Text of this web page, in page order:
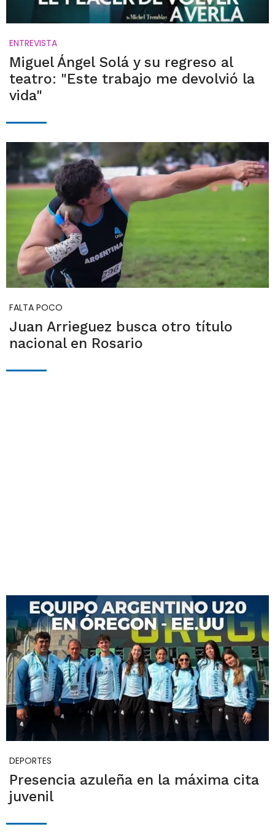
ENTREVISTA
Miguel Ángel Solá y su regreso al
teatro: "Este trabajo me devolvió la
vida"
FALTA POCO
Juan Arrieguez busca otro título
nacional en Rosario
DEPORTES
Presencia azuleña en la máxima cita
juvenil